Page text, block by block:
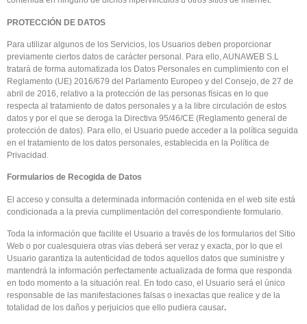
PROTECCIÓN DE DATOS
Para utilizar algunos de los Servicios, los Usuarios deben proporcionar
previamente ciertos datos de carácter personal. Para ello, AUNAWEB S.L
tratará de forma automatizada los Datos Personales en cumplimiento con el
Reglamento (UE) 2016/679 del Parlamento Europeo y del Consejo, de 27 de
abril de 2016, relativo a la protección de las personas físicas en lo que
respecta al tratamiento de datos personales y a la libre circulación de estos
datos y por el que se deroga la Directiva 95/46/CE (Reglamento general de
protección de datos). Para ello, el Usuario puede acceder a la política seguida
en el tratamiento de los datos personales, establecida en la Política de
Privacidad.
Formularios de Recogida de Datos
El acceso y consulta a determinada información contenida en el web site está
condicionada a la previa cumplimentación del correspondiente formulario.
Toda la información que facilite el Usuario a través de los formularios del Sitio
Web o por cualesquiera otras vías deberá ser veraz y exacta, por lo que el
Usuario garantiza la autenticidad de todos aquellos datos que suministre y
mantendrá la información perfectamente actualizada de forma que responda
en todo momento a la situación real. En todo caso, el Usuario será el único
responsable de las manifestaciones falsas o inexactas que realice y de la
totalidad de los daños y perjuicios que ello pudiera causar.